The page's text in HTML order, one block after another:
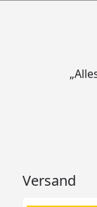
Versand